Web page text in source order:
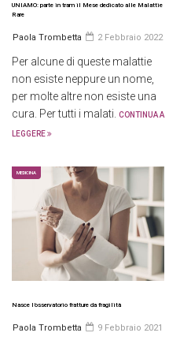
i
n
UNIAMO: parte in tram il Mese dedicato alle Malattie
Rare
Paola Trombetta 2 Febbraio 2022
Per alcune di queste malattie
non esiste neppure un nome,
per molte altre non esiste una
cura. Per tutti i malati. CONTINUA A
LEGGERE
MEDICINA
Nasce l’osservatorio fratture da fragilità
Paola Trombetta 9 Febbraio 2021